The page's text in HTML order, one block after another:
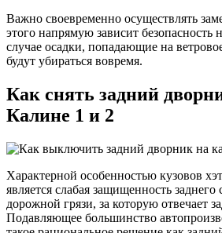
Важно своевременно осуществлять
этого напрямую зависит безопасность
случае осадки, попадающие на
будут убираться вовремя.
Как снять задний
Калине 1 и 2
Характерной особенностью кузовов
является слабая защищенность заднего
дорожной грязи, за которую отвечает
Подавляющее большинство